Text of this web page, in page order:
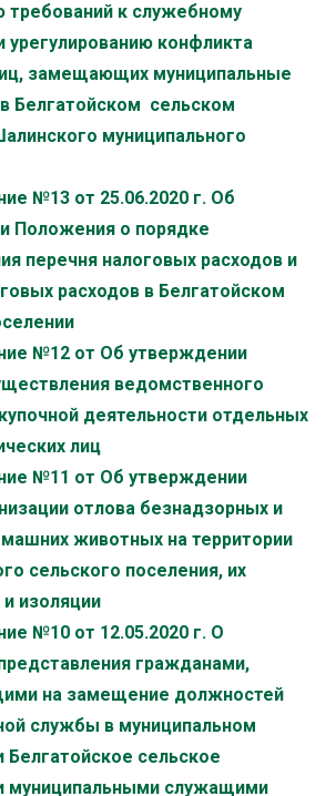
к служебному
урегулированию конфликта
замещающих муниципальные
Белгатойском сельском
муниципального
№13 от 25.06.2020 г. Об
Положения о порядке
перечня налоговых расходов и
расходов в Белгатойском
№12 от Об утверждении
ведомственного
деятельности отдельных
лиц
№11 от Об утверждении
отлова безнадзорных и
животных на территории
сельского поселения, их
изоляции
№10 от 12.05.2020 г. О
гражданами,
на замещение должностей
службы в муниципальном
Белгатойское сельское
муниципальными служащими